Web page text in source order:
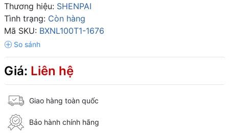
Thương hiệu: SHENPAI
Tình trạng: Còn hàng
Mã SKU: BXNL100T1-1676
Giá: Liên hệ
Giao hàng toàn quốc
Bảo hành chính hãng